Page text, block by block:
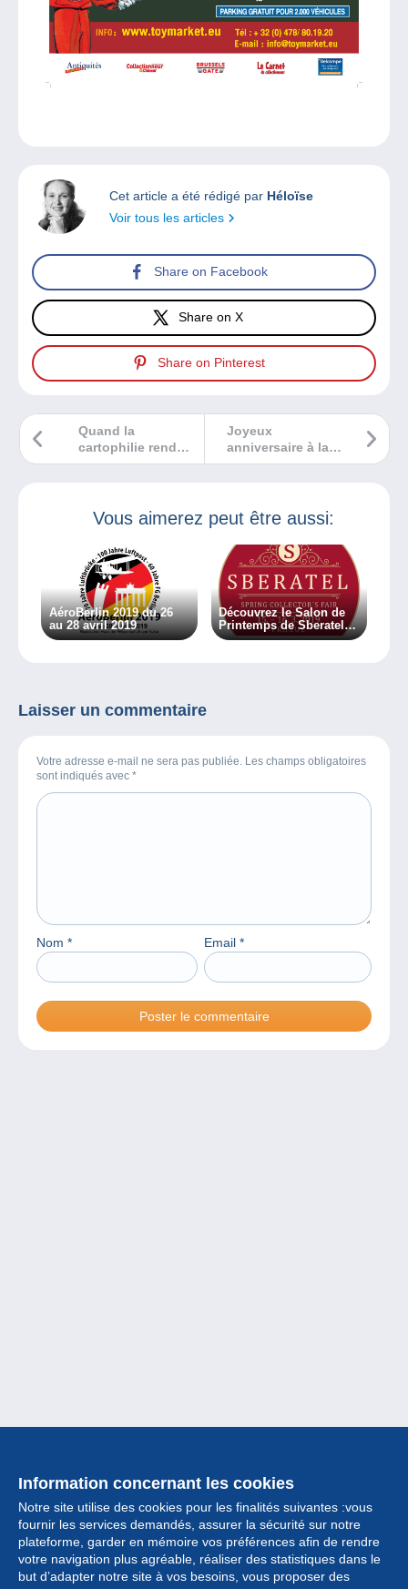
Cet article a été rédigé par Héloïse
Voir tous les articles
Share on Facebook
Share on X
Share on Pinterest
Joyeux
anniversaire à la
carte postale
Quand la
cartophilie rend
hommage à
Vous aimerez peut être aussi:
AéroBerlin 2019 du 26
au 28 avril 2019
Découvrez le Salon de
Printemps de Sberatel à
Prague !
Laisser un commentaire
Votre adresse e-mail ne sera pas publiée. Les champs obligatoires
sont indiqués avec *
Nom * Email *
Information concernant les cookies
Notre site utilise des cookies pour les finalités suivantes :vous
fournir les services demandés, assurer la sécurité sur notre
plateforme, garder en mémoire vos préférences afin de rendre
votre navigation plus agréable, réaliser des statistiques dans le
but d’adapter notre site à vos besoins, vous proposer des
Collection